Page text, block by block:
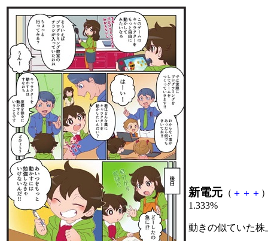
新電元 （ ＋ ＋ ＋
1.333%
動きの似ていた